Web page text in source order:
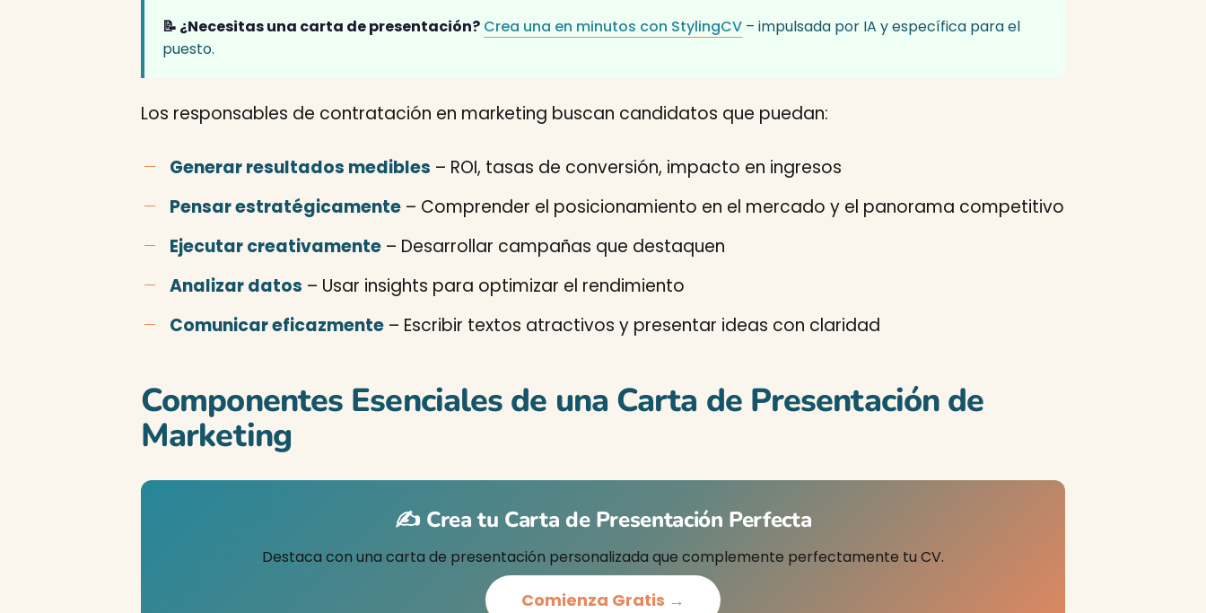
📝 ¿Necesitas una carta de presentación? Crea una en minutos con StylingCV – impulsada por IA y específica para el
puesto.
Los responsables de contratación en marketing buscan candidatos que puedan:
Generar resultados medibles – ROI, tasas de conversión, impacto en ingresos
Pensar estratégicamente – Comprender el posicionamiento en el mercado y el panorama competitivo
Ejecutar creativamente – Desarrollar campañas que destaquen
Analizar datos – Usar insights para optimizar el rendimiento
Comunicar eficazmente – Escribir textos atractivos y presentar ideas con claridad
Componentes Esenciales de una Carta de Presentación de
Marketing
✍️ Crea tu Carta de Presentación Perfecta
Destaca con una carta de presentación personalizada que complemente perfectamente tu CV.
Comienza Gratis →